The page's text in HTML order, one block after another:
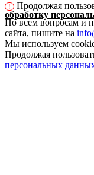
!
Продолжая
обработку
По всем вопросам и
сайта, пишите на
Мы используем
Продолжая
персональных